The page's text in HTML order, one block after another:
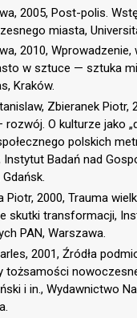
2005, Post-polis.
miasta,
2010, Wprowadzenie,
w sztuce — sztuka
Kraków.
Zbieranek Piotr,
O kulturze jako
polskich
Instytut Badań nad
Piotr, 2000, Trauma
skutki transformacji,
PAN, Warszawa.
2001, Źródła
tożsamości
i in., Wydawnictwo